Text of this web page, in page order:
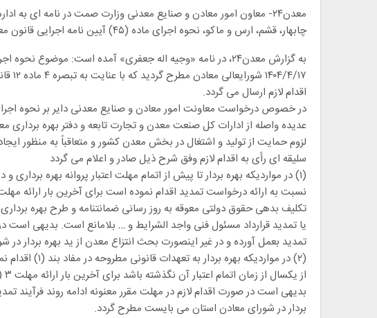
معدن۲۴- معاون امور معادن و صنایع معدنی وزارت صمت در نامه ای
چابهار، قشم، ارس و ماکو، نحوه اجرای ماده (۴۵) آیین نامه اجرایی قانون معادن را ابلاغ کرد.
اقدام لازم ارسال می گردد.
عدیده واصله از ادارات کل صنعت معدن و تجارت تابعه و دفتر بهره برداری
لزوم حمایت از تولید و اشتغال در بخش معدن کشور و متعاقباً به منظور
سلیقه ای رأی به اقدام لازم وفق شرح ذیل صادر و اعلام می گردد
تکلیف بدهی حقوق دولتی معوقه به روز رسانی ضمانتنامه و طرح بهره
یا تمدید قرارداد مسئول فنی واجد الشرایط و … بلامانع است. بدیهی است
تمدید بعمل آورده و در غیر اینصورت بحث انتزاع معدن از ید بهره بردار
(۲) در مواردیکه
بدیهی است در صورت اقدام لازم در مهلت مقرر معنونه ادامه روند فرآیند
بردار در شورای معادن استان می بایست مطرح گردد.